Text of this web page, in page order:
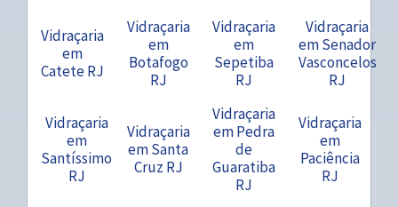
Vidraçaria
em
Catete RJ
Vidraçaria
em
Botafogo
RJ
Vidraçaria
em
Sepetiba
RJ
Vidraçaria
em Senador
Vasconcelos
RJ
Vidraçaria
em
Santíssimo
RJ
Vidraçaria
em Santa
Cruz RJ
Vidraçaria
em Pedra
de
Guaratiba
RJ
Vidraçaria
em
Paciência
RJ